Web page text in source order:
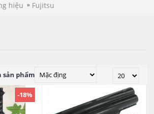
hiệu Fujitsu
sản phẩm (0)
-18%